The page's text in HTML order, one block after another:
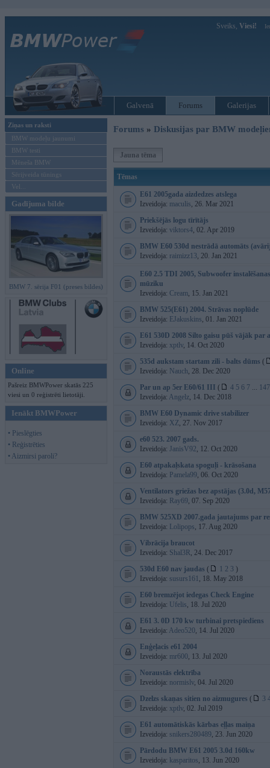
Sveiks, Viesi!
Galvenā Forums Galerijas
Ziņas un raksti
BMW modeļu jaunumi
BMW testi
Mēneša BMW
Sērijveida tūnings
Vel...
Gadījuma bilde
BMW 7. sērija F01 (preses bildes)
Online
Pašreiz BMWPower skatās 225
viesi un 0 reģistrēti lietotāji.
Ienākt BMWPower
• Pieslēgties
• Reģistrēties
• Aizmirsi paroli?
Forums » Diskusijas par BMW
Jauna tēma
Tēmas
E61 2005gada aizdedzes atslega
Izveidoja: maculis, 26. Mar 2021
Priekšējās logu tīrītājs
Izveidoja: viktors4, 02. Apr 2019
BMW E60 530d nestrādā automāts
Izveidoja: raimizz13, 20. Jan 2021
E60 2.5 TDI 2005, Subwoofer
mūziku
Izveidoja: Cream, 15. Jan 2021
BMW 525(E61) 2004. Strāvas noplūde
Izveidoja: EJakuskins, 01. Jan 2021
E61 530D 2008 Silto gaisu pūš vājāk par
Izveidoja: xptlv, 14. Oct 2020
535d aukstam startam zili - balts dūms (
Izveidoja: Nauch, 28. Dec 2020
Par un ap 5er E60/61 III
( 4 5 6 7 ... 147
Izveidoja: Angelz, 14. Dec 2018
BMW E60 Dynamic drive stabilizer
Izveidoja: XZ, 27. Nov 2017
e60 523. 2007 gads.
Izveidoja: JanisV92, 12. Oct 2020
E60 atpakaļskata spoguļi - krāsošana
Izveidoja: Pamela99, 06. Oct 2020
Ventilators griežas bez apstājas (3.0d,
Izveidoja: Ray69, 07. Sep 2020
BMW 525XD 2007.gada jautajums par
Izveidoja: Lolipops, 17. Aug 2020
Vibrācija braucot
Izveidoja: Shal3R, 24. Dec 2017
530d E60 nav jaudas ( 1 2 3 )
Izveidoja: susurs161 , 18. May 2018
E60 bremzējot iedegas Check Engine
Izveidoja: Ufelis, 18. Jul 2020
E61 3. 0D 170 kw turbinai pretspiediens
Izveidoja: Adeo520, 14. Jul 2020
Enģeļacis e61 2004
Izveidoja: mr600, 13. Jul 2020
Noraustās elektrība
Izveidoja: normislv, 04. Jul 2020
Dzelzs skaņas sitien no aizmugures ( 3
Izveidoja: xptlv, 02. Jul 2019
E61 automātiskās kārbas eļļas maiņa
Izveidoja: snikers280489, 23. Jun 2020
Pārdodu BMW E61 2005 3.0d 160kw
Izveidoja: kasparitos, 13. Jun 2020